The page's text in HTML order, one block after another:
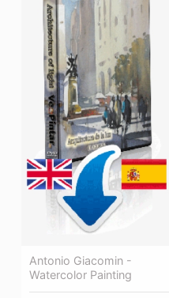
Antonio Giacomin -
Watercolor Painting